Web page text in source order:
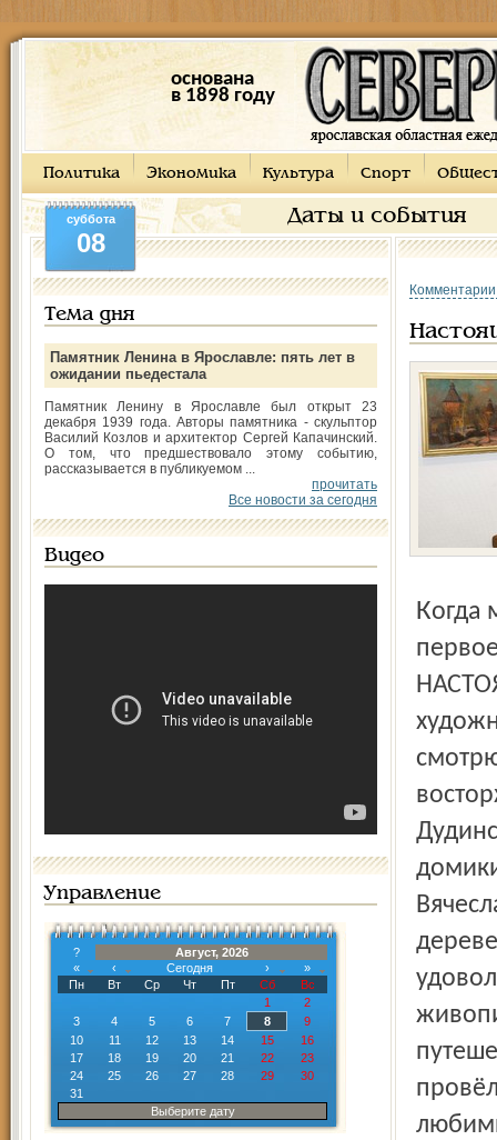
основана
в 1898 году
Политика Экономика Культура Спорт
Даты и события
суббота
08
Тема дня
Памятник Ленина в Ярославле: пять лет в
ожидании пьедестала
Памятник Ленину в Ярославле был открыт 23
декабря 1939 года. Авторы памятника - скульптор
Василий Козлов и архитектор Сергей Капачинский.
О том, что предшествовало этому событию,
рассказывается в публикуемом ...
прочитать
Все новости за сегодня
Видео
Управление
?
Август, 2026
«
‹ Сегодня ›
»
Пн
Вт Ср Чт Пт Сб
Вс
1
2
3
4 5 6 7 8
9
10
11 12 13 14 15
16
17
18 19 20 21 22
23
24
25 26 27 28 29
30
31
Выберите дату
Когда мои друзья купили дом в деревне Дудинское, их